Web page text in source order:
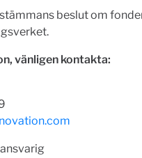
beslut om
vänligen kontakta: